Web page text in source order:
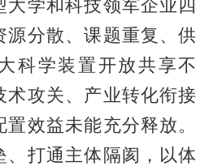
大学和科技领军企业四
源分散、课题重复、供
科学装置开放共享不
术攻关、产业转化衔接
效益未能充分释放。
、打通主体隔阂，以体